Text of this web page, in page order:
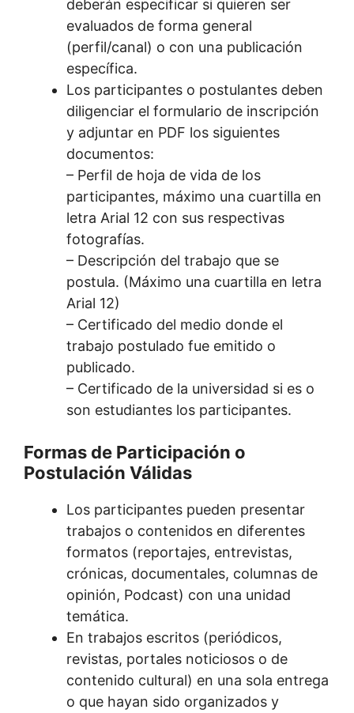
deberán especificar si quieren ser
evaluados de forma general
(perfil/canal) o con una publicación
específica.
Los participantes o postulantes deben
diligenciar el formulario de inscripción
y adjuntar en PDF los siguientes
documentos:
– Perfil de hoja de vida de los
participantes, máximo una cuartilla en
letra Arial 12 con sus respectivas
fotografías.
– Descripción del trabajo que se
postula. (Máximo una cuartilla en letra
Arial 12)
– Certificado del medio donde el
trabajo postulado fue emitido o
publicado.
– Certificado de la universidad si es o
son estudiantes los participantes.
Formas de Participación o
Postulación Válidas
Los participantes pueden presentar
trabajos o contenidos en diferentes
formatos (reportajes, entrevistas,
crónicas, documentales, columnas de
opinión, Podcast) con una unidad
temática.
En trabajos escritos (periódicos,
revistas, portales noticiosos o de
contenido cultural) en una sola entrega
o que hayan sido organizados y